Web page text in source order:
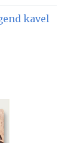
kavel